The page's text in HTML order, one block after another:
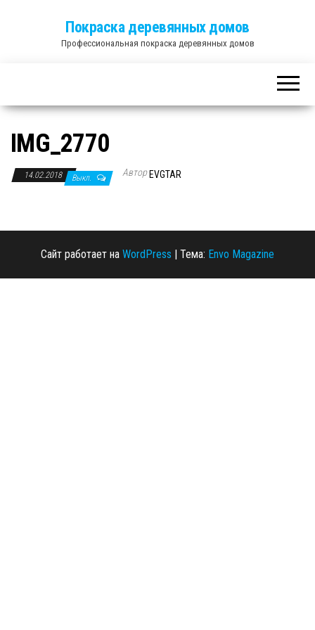
Покраска деревянных домов
Профессиональная покраска деревянных домов
IMG_2770
14.02.2018 Выкл. Автор EVGTAR
Сайт работает на WordPress | Тема: Envo Magazine